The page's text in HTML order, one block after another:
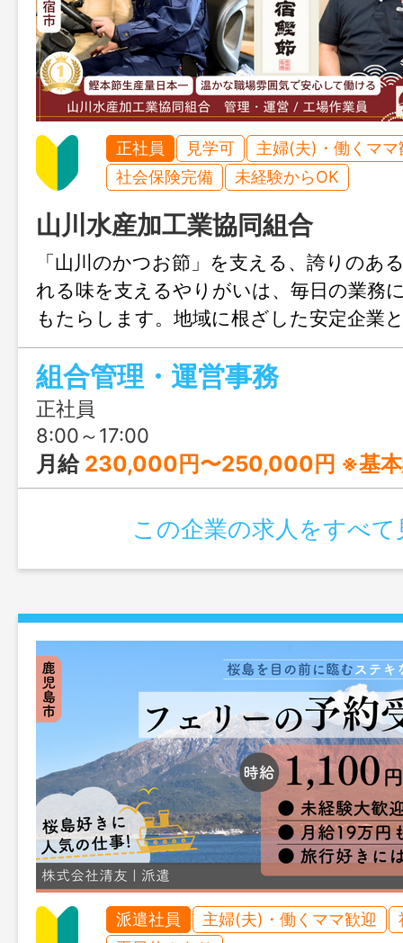
正社員 見学可
主婦(夫)・働くママ
社会保険完備
未経験からOK
山川水産加工業協同組合
「山川のかつお節」を支える、誇りのあ
れる味を支えるやりがいは、毎日の業務
もたらします。地域に根ざした安定企業
して働ける環境が整っており、未経験か
で着実に成長できますよ！プライベート
やすく、「地元で、安心して、やりがい
たい」方にピッタリの職場です。未経験
る、ルーティン中心のフィッシュミール
時募集中！
組合管理・運営事務
正社員
8:00～17:00
月給 230,000円〜250,000円 ※基
この企業の求人をすべて
派遣社員 主婦(夫)・働くママ歓迎